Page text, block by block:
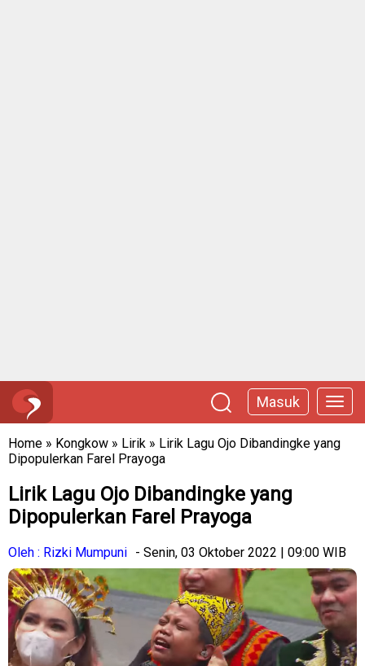
Masuk
Home » Kongkow » Lirik » Lirik Lagu Ojo Dibandingke yang
Dipopulerkan Farel Prayoga
Lirik Lagu Ojo Dibandingke yang
Dipopulerkan Farel Prayoga
Oleh : Rizki Mumpuni - Senin, 03 Oktober 2022 | 09:00 WIB